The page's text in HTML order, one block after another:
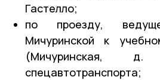
Гастелло;
по проезду,
Мичуринской к
(Мичуринская,
спецавтотранспорта;